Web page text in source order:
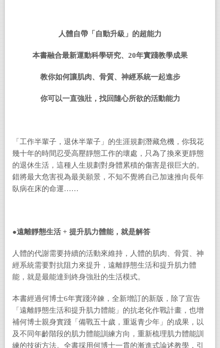
人體自帶「自動升級」的超能力
本書融合最新運動科學研究、 20年實踐教學成果
教你如何讓肌肉、骨質、神經系統一起進步
你可以一直強壯，找回隨心所欲的活動能力
「工作半輩子，退休半輩子」的生涯規劃潛藏危機，你我花
幾十年的時間忍受高壓靜態工作的壞處，只為了換來更靜態
的退休生活，這種人生規劃對身體累積的傷害是很巨大的。
錯將最大危害視為最美願景，不知不覺將自己加速推向長年
臥病在床的命運……
●遠離靜態生活+ 提升肌力體能，就是解答
人體的代謝需要持續的活動來維持，人體的肌肉、骨質、神
經系統需要對抗阻力來提升，遠離靜態生活和提升肌力體
能，就是最能達到終身強壯的生活模式。
本書經過何博士6年實踐淬鍊，全新增訂的新版，除了宣告
「遠離靜態生活和提升肌力體能」的抗老化作戰計畫，也增
補何博士親身實踐「備戰五十歲，重返青少年」的成果，以
及不同年齡階段的肌力體能訓練方向，重新梳理肌力體能訓
練的技術方法。全書採用何博士一貫的漸進式論述教學，引